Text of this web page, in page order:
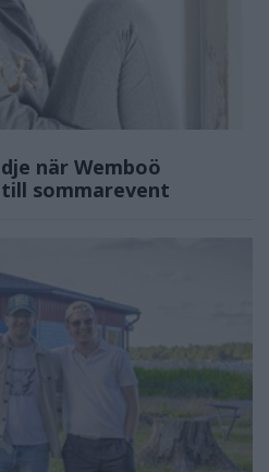
när Wemboö
sommarevent